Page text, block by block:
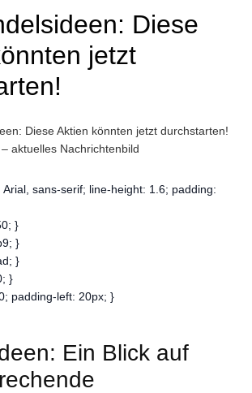
Diese
jetzt
sans-serif; line-height: 1.6; padding:
}
}
}
}
padding-left: 20px; }
Ein Blick auf